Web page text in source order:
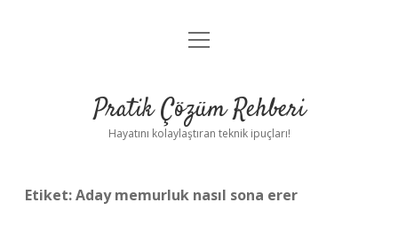
Anasayfa
Yasal Uyarı
menüyü
Pratik Çözüm Rehberi
Hayatını kolaylaştıran teknik ipuçları!
Etiket:Aday memurluk nasıl sona erer